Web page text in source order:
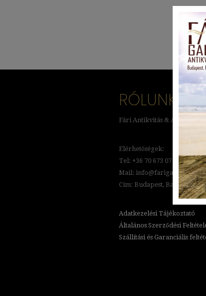
RÓLUNK
Fári Antikvitás & Art Galéria
Elérhetőségek:
Tel: +36 70 673 07 87
Mail: info@farigaleria.hu
Cím: Budapest, Bartók Béla
Adatkezelési Tájékoztató
Általános Szerződési
Szállítási és Garanciális